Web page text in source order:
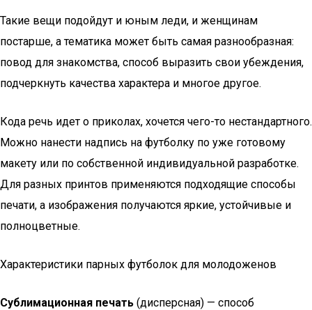
Такие вещи подойдут и юным леди, и женщинам
постарше, а тематика может быть самая разнообразная:
повод для знакомства, способ выразить свои убеждения,
подчеркнуть качества характера и многое другое.
Кода речь идет о приколах, хочется чего-то нестандартного.
Можно нанести надпись на футболку по уже готовому
макету или по собственной индивидуальной разработке.
Для разных принтов применяются подходящие способы
печати, а изображения получаются яркие, устойчивые и
полноцветные.
Характеристики парных футболок для молодоженов
Сублимационная печать (дисперсная) — способ